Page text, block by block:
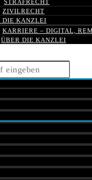
STRAFRECHT
ZIVILRECHT
DIE KANZLEI
KARRIERE – DIGITAL,
ÜBER DIE KANZLEI